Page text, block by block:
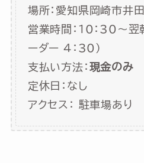
場所：愛知県岡崎市井
営業時間：10：30～翌
ーダー 4：30)
支払い方法： 現金のみ
定休日：なし
アクセス： 駐車場あり